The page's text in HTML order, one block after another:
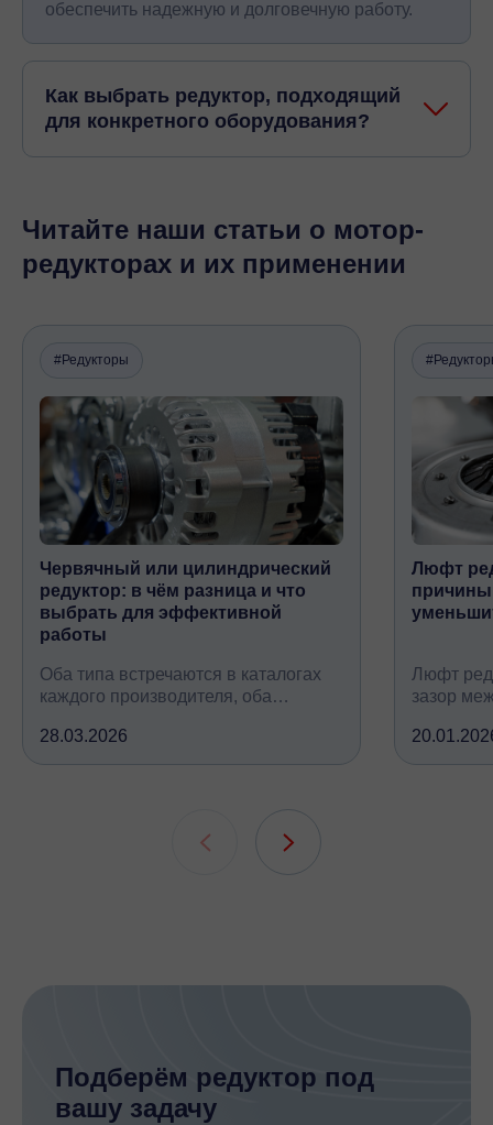
обеспечить надежную и долговечную работу.
Как выбрать редуктор, подходящий
для конкретного оборудования?
Читайте наши статьи о мотор-
редукторах и их применении
#Редукторы
Червячный или цилиндрический
редуктор: в чём разница и что
выбрать для эффективной
работы
Оба типа встречаются в каталогах
каждого производителя, оба
крутящий момент, но устроены
принципиально по-разному, при
28.03.2026
Люфт
Люфт
зазор
всех
Подберём редуктор под
вашу задачу